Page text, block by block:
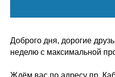
Доброго дня, дорогие
неделю с максимальной
Ждём вас по адресу пр.